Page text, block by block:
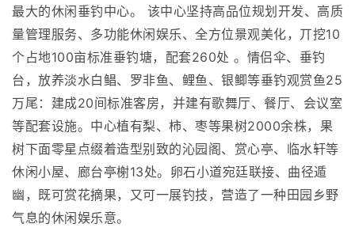
最大的休闲垂钓中心。 该中心坚持高品位规划开发、高质
量管理服务、多功能休闲娱乐、全方位景观美化，丌挖10
个占地100亩标准垂钓塘，配套260处 。情侣伞、垂钓
台，放养淡水白鲳、罗非鱼、鲤鱼、银鲫等垂钓观赏鱼25
万尾：建成20间标准客房，并建有歌舞厅、餐厅、会议室
等配套设施。中心植有梨、柿、枣等果树2000余株，果
树下面零星点缀着造型别致的沁园阁、赏心亭、临水轩等
休闲小屋、廊台亭榭13处。卵石小道宛廷联接、曲径遁
幽，既可赏花摘果，又可一展钓技，营造了一种田园乡野
气息的休闲娱乐意。